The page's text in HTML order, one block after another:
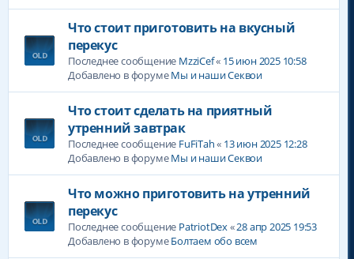
Что стоит приготовить на вкусный
перекус
Последнее сообщение MzziCef« 15 июн 2025 10:58
Добавлено в форумеМы и наши Секвои
Что стоит сделать на приятный
утренний завтрак
Последнее сообщение FuFiTah« 13 июн 2025 12:28
Добавлено в форумеМы и наши Секвои
Что можно приготовить на утренний
перекус
Последнее сообщение PatriotDex«28 апр 2025 19:53
Добавлено в форумеБолтаем обо всем